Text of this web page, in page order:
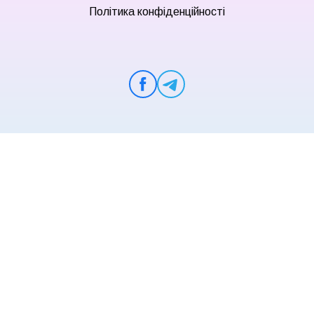
Політика конфіденційності